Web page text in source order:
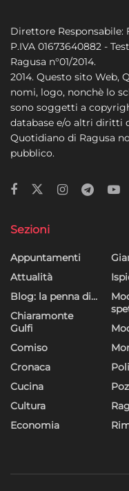
Direttore Responsabile:
P.IVA 01673640882 -
Ragusa n°01/2014.
2014. Questo sito Web,
nomi, logo, nonchè lo
sono soggetti a
database e/o altri diritti
Quotidiano di Ragusa
pubblico.
Sezioni
Appuntamenti
Attualità
Blog: la penna di…
Chiaramonte
Gulfi
Comiso
Cronaca
Cucina
Cultura
Economia